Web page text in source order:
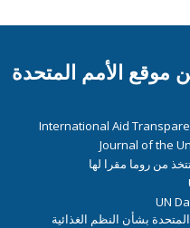
موقع الأمم المتحدة
International Aid
Journal of the
من روما مقرا لها
UN
بشأن النظم الغذائية